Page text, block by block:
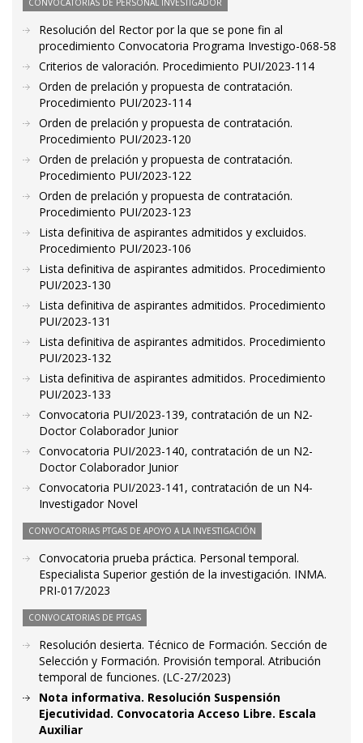
CONVOCATORIAS DE PERSONAL INVESTIGADOR
Resolución del Rector por la que se pone fin al
procedimiento Convocatoria Programa Investigo-068-58
Criterios de valoración. Procedimiento PUI/2023-114
Orden de prelación y propuesta de contratación.
Procedimiento PUI/2023-114
Orden de prelación y propuesta de contratación.
Procedimiento PUI/2023-120
Orden de prelación y propuesta de contratación.
Procedimiento PUI/2023-122
Orden de prelación y propuesta de contratación.
Procedimiento PUI/2023-123
Lista definitiva de aspirantes admitidos y excluidos.
Procedimiento PUI/2023-106
Lista definitiva de aspirantes admitidos. Procedimiento
PUI/2023-130
Lista definitiva de aspirantes admitidos. Procedimiento
PUI/2023-131
Lista definitiva de aspirantes admitidos. Procedimiento
PUI/2023-132
Lista definitiva de aspirantes admitidos. Procedimiento
PUI/2023-133
Convocatoria PUI/2023-139, contratación de un N2-
Doctor Colaborador Junior
Convocatoria PUI/2023-140, contratación de un N2-
Doctor Colaborador Junior
Convocatoria PUI/2023-141, contratación de un N4-
Investigador Novel
CONVOCATORIAS PTGAS DE APOYO A LA INVESTIGACIÓN
Convocatoria prueba práctica. Personal temporal.
Especialista Superior gestión de la investigación. INMA.
PRI-017/2023
CONVOCATORIAS DE PTGAS
Resolución desierta. Técnico de Formación. Sección de
Selección y Formación. Provisión temporal. Atribución
temporal de funciones. (LC-27/2023)
Nota informativa. Resolución Suspensión
Ejecutividad. Convocatoria Acceso Libre. Escala
Auxiliar